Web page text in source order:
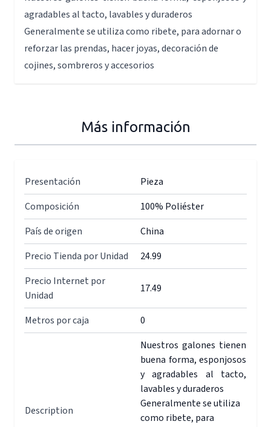
agradables al tacto, lavables y duraderos
Generalmente se utiliza como ribete, para adornar o
reforzar las prendas, hacer joyas, decoración de
cojines, sombreros y accesorios
Más información
Presentación
Pieza
Composición
100% Poliéster
País de origen
China
Precio Tienda por Unidad
24.99
Precio Internet por
Unidad
17.49
Metros por caja 0
Description
Nuestros galones tienen
buena forma, esponjosos
y agradables al tacto,
lavables y duraderos
Generalmente se utiliza
como ribete, para